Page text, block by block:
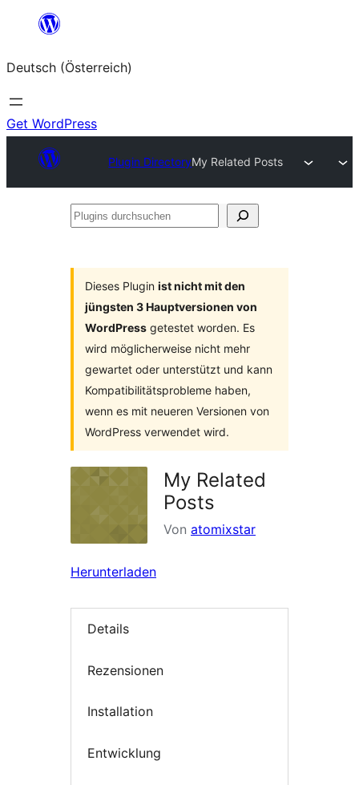
springen
Deutsch (Österreich)
Get WordPress
Plugin DirectoryMy Related Posts
Plugins
Dieses Plugin ist nicht mit den
jüngsten 3 Hauptversionen von
WordPress getestet worden. Es
wird möglicherweise nicht mehr
gewartet oder unterstützt und kann
Kompatibilitätsprobleme haben,
wenn es mit neueren Versionen von
WordPress verwendet wird.
My Related
Posts
Von atomixstar
Herunterladen
Details
Rezensionen
Installation
Entwicklung